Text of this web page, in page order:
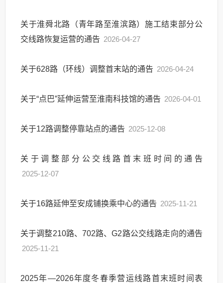
关于淮舜北路（青年路至淮滨路）施工结束部分公
交线路恢复运营的通告 2026-04-27
关于628路（环线）调整首末站的通告 2026-04-24
关于“点巴”延伸运营至淮南科技馆的通告 2026-04-01
关于12路调整停靠站点的通告 2025-12-08
关于调整部分公交线路首末班时间的通告
2025-12-07
关于16路延伸至安成铺换乘中心的通告 2025-11-21
关于调整210路、702路、G2路公交线路走向的通告
2025-11-21
2025年—2026年度冬春季营运线路首末班时间表